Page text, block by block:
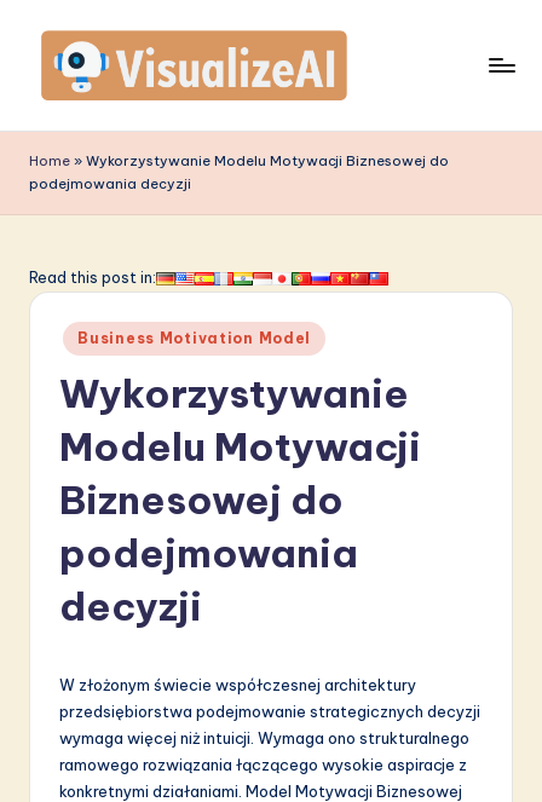
content
is
u
li
A
L
Home » Wykorzystywanie Modelu Motywacji Biznesowej do
podejmowania decyzji
Read this post in:
Posted
in
Business Motivation Model
Wykorzystywanie
Modelu Motywacji
Biznesowej do
podejmowania
decyzji
W złożonym świecie współczesnej architektury
przedsiębiorstwa podejmowanie strategicznych decyzji
wymaga więcej niż intuicji. Wymaga ono strukturalnego
ramowego rozwiązania łączącego wysokie aspiracje z
konkretnymi działaniami. Model Motywacji Biznesowej